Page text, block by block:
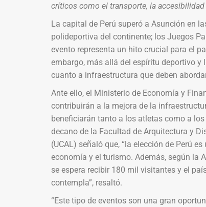
críticos como el transporte, la
La capital de Perú superó a Asunción en
polideportiva del continente; los Juegos
evento representa un hito crucial para el
embargo, más allá del espíritu deportivo y
cuanto a infraestructura que deben
Ante ello, el Ministerio de Economía y
contribuirán a la mejora de la
beneficiarán tanto a los atletas como a
decano de la Facultad de Arquitectura y
(UCAL) señaló que, “la elección de Perú
economía y el turismo. Además, según la
se espera recibir 180 mil visitantes y el
contempla”, resaltó.
“Este tipo de eventos son una gran